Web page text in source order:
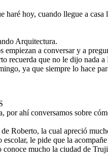
haré hoy, cuando llegue a casa
Arquitectura.
empiezan a conversar y a
recuerda que no le dijo nada a
ya que siempre lo hace
por ahí conversamos sobre
Roberto, la cual apreció
le pide que la
conoce mucho la ciudad de